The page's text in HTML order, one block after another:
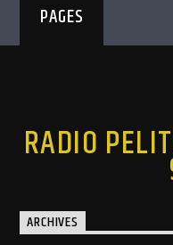
PAGES
RADIO
ARCHIVES